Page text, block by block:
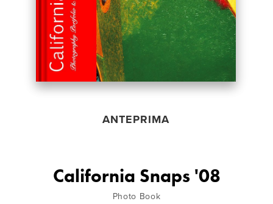
ANTEPRIMA
California Snaps '08
Photo Book